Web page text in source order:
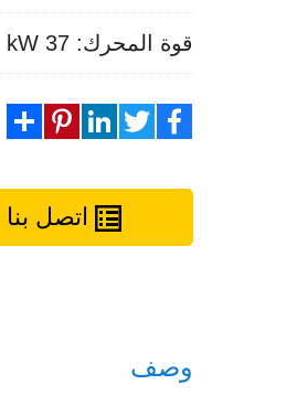
قوة المحرك: 37 kW
اتصل بنا
وصف